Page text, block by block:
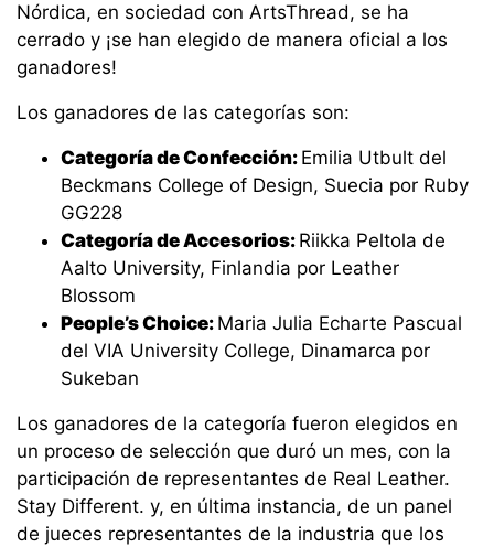
Nórdica, en sociedad con ArtsThread, se ha
cerrado y ¡se han elegido de manera oficial a los
ganadores!
Los ganadores de las categorías son:
Categoría de Confección: Emilia Utbult del
Beckmans College of Design, Suecia por Ruby
GG228
Categoría de Accesorios: Riikka Peltola de
Aalto University, Finlandia por Leather
Blossom
People’s Choice: Maria Julia Echarte Pascual
del VIA University College, Dinamarca por
Sukeban
Los ganadores de la categoría fueron elegidos en
un proceso de selección que duró un mes, con la
participación de representantes de Real Leather.
Stay Different. y, en última instancia, de un panel
de jueces representantes de la industria que los